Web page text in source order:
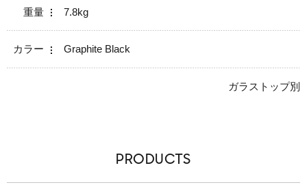
重量 7.8kg
カラー Graphite Black
ガラストップ別
PRODUCTS